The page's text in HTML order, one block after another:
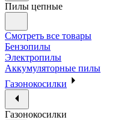
Пилы цепные
Смотреть все товары
Бензопилы
Электропилы
Аккумуляторные пилы
Газонокосилки
Газонокосилки